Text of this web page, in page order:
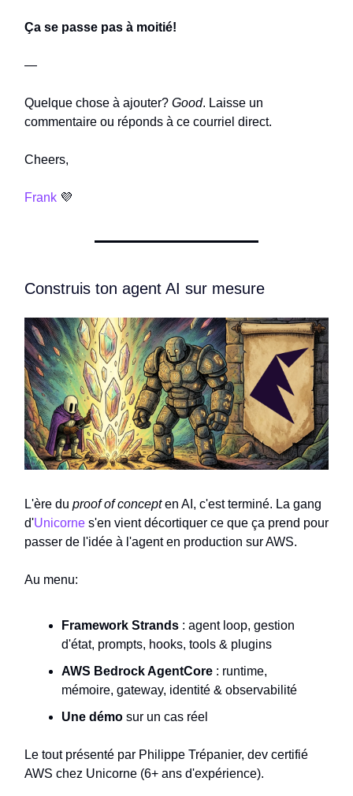
Ça se passe pas à moitié!
—
Quelque chose à ajouter? Good. Laisse un
commentaire ou réponds à ce courriel direct.
Cheers,
Frank 💜
Construis ton agent AI sur mesure
L'ère du proof of concepten AI, c'est terminé. La gang
d'Unicorne s'en vient décortiquer ce que ça prend pour
passer de l'idée à l'agent en production sur AWS.
Au menu:
Framework Strands : agent loop, gestion
d'état, prompts, hooks, tools & plugins
AWS Bedrock AgentCore : runtime,
mémoire, gateway, identité & observabilité
Une démo sur un cas réel
Le tout présenté par Philippe Trépanier, dev certifié
AWS chez Unicorne (6+ ans d'expérience).